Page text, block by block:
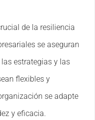
de la resiliencia
se aseguran
estrategias y las
flexibles y
se adapte
y eficacia.